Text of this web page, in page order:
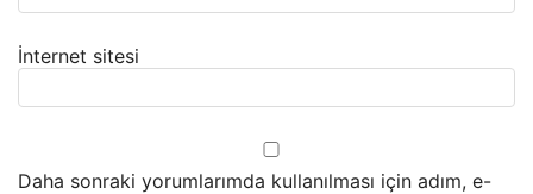
İnternet sitesi
Daha sonraki yorumlarımda kullanılması için adım, e-